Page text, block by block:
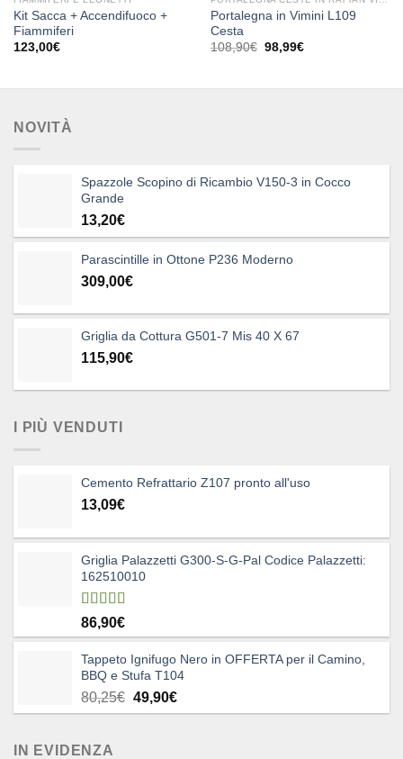
Kit Sacca + Accendifuoco +
Fiammiferi
123,00€
Portalegna in Vimini L109
Cesta
108,90€ Il
98,99€Il
NOVITÀ
Spazzole Scopino di Ricambio V150-3 in Cocco
Grande
13,20€
Parascintille in Ottone P236 Moderno
309,00€
Griglia da Cottura G501-7 Mis 40 X 67
115,90€
I PIÙ VENDUTI
Cemento Refrattario Z107 pronto all'uso
13,09€
Griglia Palazzetti G300-S-G-Pal Codice Palazzetti:
162510010
Valutato
5.00su 5
86,90€
Tappeto Ignifugo Nero in OFFERTA per il Camino,
BBQ e Stufa T104
80,25€ Il
prezzo
49,90€Il
prezzo
IN EVIDENZA